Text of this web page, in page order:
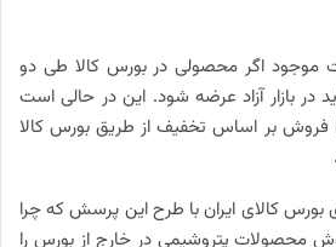
موجود اگر محصولی در بورس کالا طی دو
در بازار آزاد عرضه شود. این در حالی است
فروش بر اساس تخفیف از طریق بورس کالا
بورس کالای ایران با طرح این پرسش که چرا
محصولات پتروشیمی در خارج از بورس را